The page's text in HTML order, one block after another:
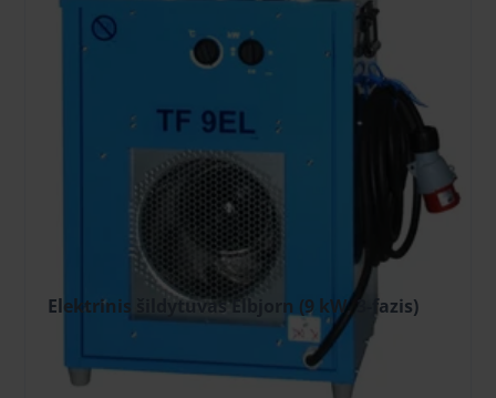
Elektrinis šildytuvas Elbjorn (9 kW, 3-fazis)
/vnt. + PVM
16.16 €
(Užsakant internetu)